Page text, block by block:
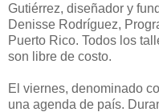
Gutiérrez, diseñador y f
Denisse Rodríguez,
Puerto Rico. Todos los tall
son libre de costo.
El viernes, denominado
una agenda de país.